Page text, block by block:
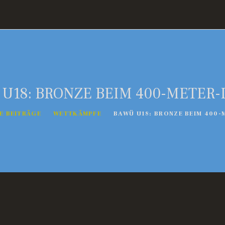
BRONZE BEIM 400-
BEITRÄGE WETTKÄMPFE BAWÜ U18: BRONZE BEIM 400-